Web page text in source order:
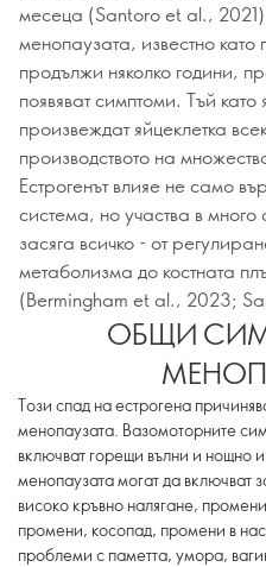
месеца (Santoro et al.,
менопаузата, известно
продължи няколко години,
появяват симптоми. Тъй като
произвеждат яйцеклетка
производството на
Естрогенът влияе не само
система, но участва в много
засяга всичко - от
метаболизма до костната
(Bermingham et al., 2023;
ОБЩИ
Този спад на естрогена
менопаузата. Вазомоторните
включват горещи вълни и нощно
менопаузата могат да включват
високо кръвно налягане,
промени, косопад, промени в
проблеми с паметта, умора,